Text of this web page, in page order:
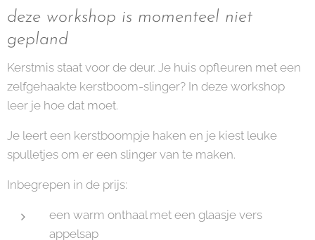
deze workshop is momenteel niet
gepland
Kerstmis staat voor de deur. Je huis opfleuren met een
zelfgehaakte kerstboom-slinger? In deze workshop
leer je hoe dat moet.
Je leert een kerstboompje haken en je kiest leuke
spulletjes om er een slinger van te maken.
Inbegrepen in de prijs:
een warm onthaal met een glaasje vers
appelsap